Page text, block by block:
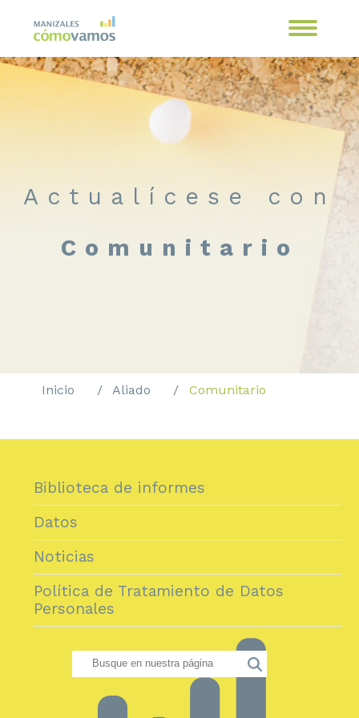
Actualícese con
Comunitario
Inicio Aliado Comunitario
Biblioteca de informes
Datos
Noticias
Política de Tratamiento de Datos
Personales